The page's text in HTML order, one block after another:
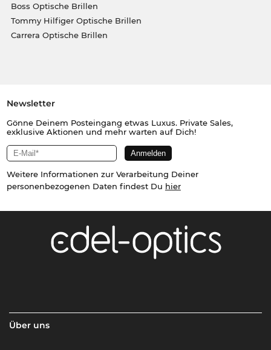
Boss Optische Brillen
Tommy Hilfiger Optische Brillen
Carrera Optische Brillen
Newsletter
Gönne Deinem Posteingang etwas Luxus. Private Sales,
exklusive Aktionen und mehr warten auf Dich!
Weitere Informationen zur Verarbeitung Deiner
personenbezogenen Daten findest Du hier
Über uns